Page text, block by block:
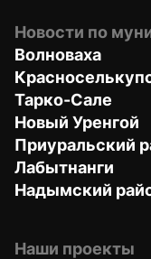
Новости по
Волноваха
Тарко-Сале
Новый Уренгой
Приуральский
Лабытнанги
Надымский
Наши проекты